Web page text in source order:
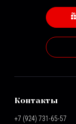
Контакты
+7 (924) 731-65-57